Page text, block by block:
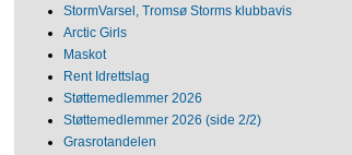
StormVarsel, Tromsø Storms klubbavis
Arctic Girls
Maskot
Rent Idrettslag
Støttemedlemmer 2026
Støttemedlemmer 2026 (side 2/2)
Grasrotandelen